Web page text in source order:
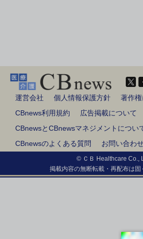
運営会社 個人情報保護方針
著作
CBnews利用規約
広告掲載について
CBnewsとCBnewsマネジメントについ
CBnewsのよくある質問
お問い合わ
© ＣＢ Healthcare Co.,
掲載内容の無断転載・再配布は固